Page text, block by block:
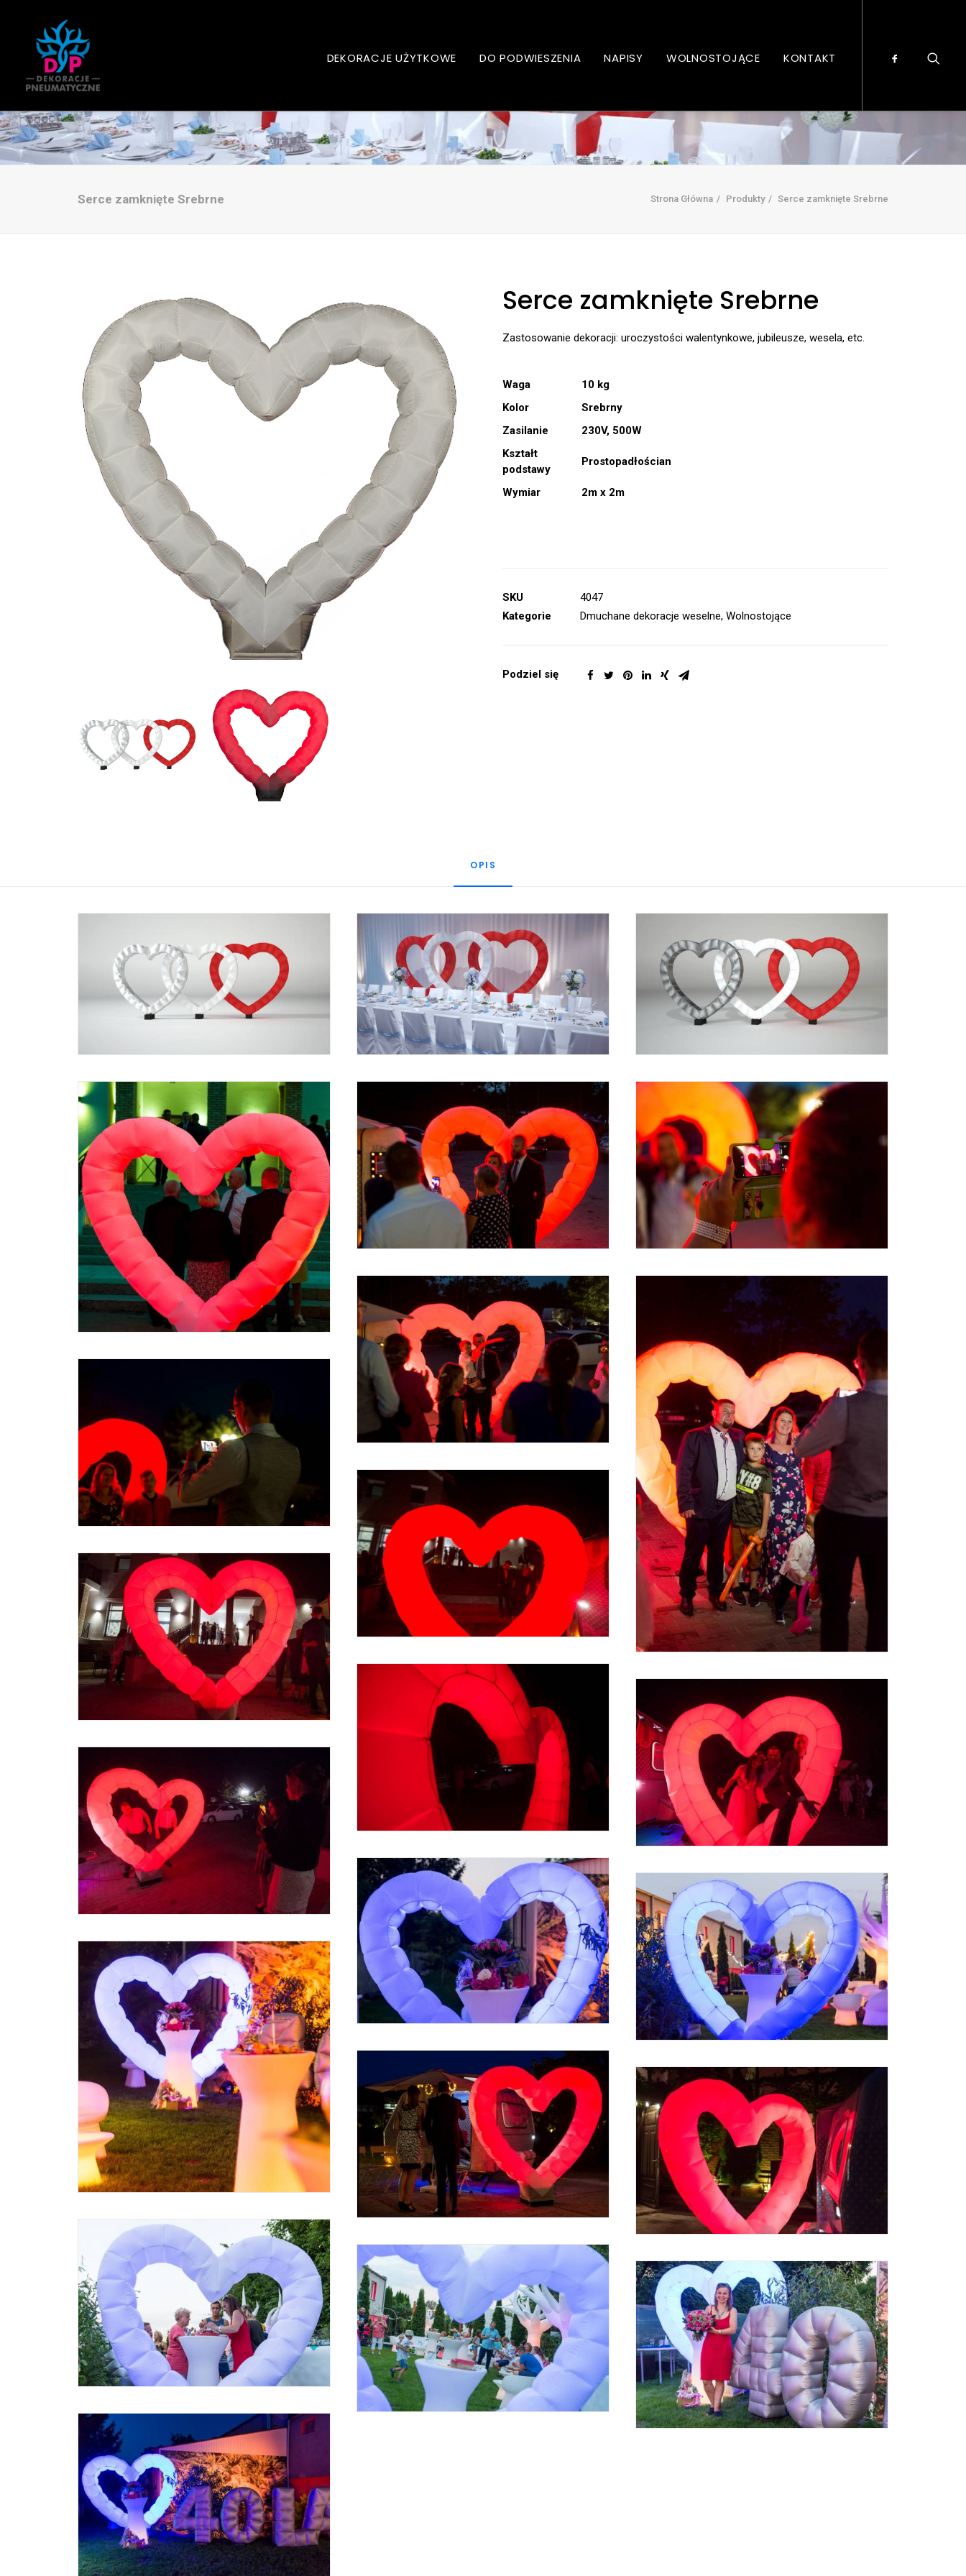
DEKORACJE UŻYTKOWE DO PODWIESZENIA NAPISY WOLNOSTOJĄCE KONTAKT
Serce zamknięte
Serce zamknięte Srebrne Strona Główna Produkty Serce zamknięte Srebrne
Serce zamknięte Srebrne
Zastosowanie dekoracji: uroczystości walentynkowe, jubileusze, wesela, etc.
Waga
10 kg
Kolor
Srebrny
Zasilanie
230V, 500W
Kształt
podstawy
Prostopadłościan
Wymiar 2m x 2m
SKU
4047
Kategorie
Dmuchane dekoracje weselne, Wolnostojące
Podziel się
OPIS